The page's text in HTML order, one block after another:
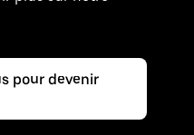
pour devenir